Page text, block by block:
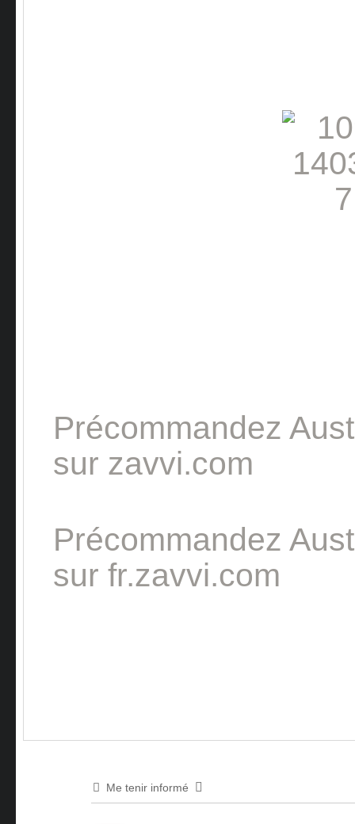
Précommandez
sur zavvi.com
Précommandez
sur fr.zavvi.com
Me tenir informé